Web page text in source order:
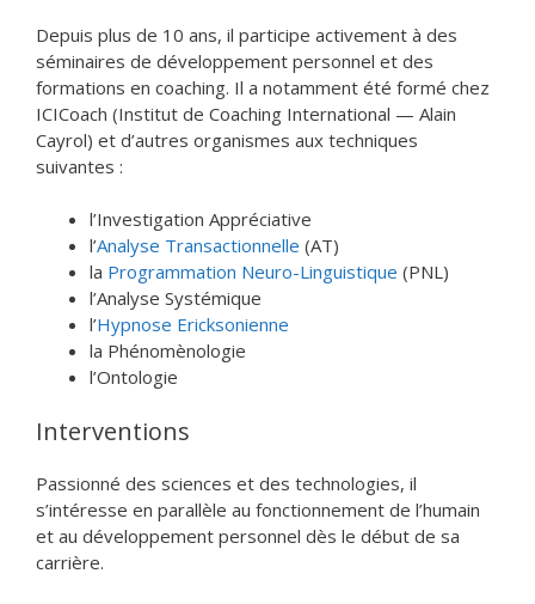
Depuis plus de 10 ans, il participe activement à des
séminaires de développement personnel et des
formations en coaching. Il a notamment été formé chez
ICICoach (Institut de Coaching International — Alain
Cayrol) et d’autres organismes aux techniques
suivantes :
l’Investigation Appréciative
l’Analyse Transactionnelle (AT)
la Programmation Neuro-Linguistique (PNL)
l’Analyse Systémique
l’Hypnose Ericksonienne
la Phénomènologie
l’Ontologie
Interventions
Passionné des sciences et des technologies, il
s’intéresse en parallèle au fonctionnement de l’humain
et au développement personnel dès le début de sa
carrière.